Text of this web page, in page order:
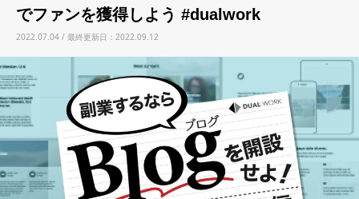
でファンを獲得しよう #dualwork
2022.07.04 / 最終更新日：2022.09.12